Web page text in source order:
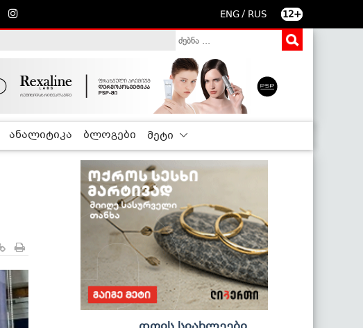
ENG / RUS 12+
ანალიტიკა ბლოგები მეტი